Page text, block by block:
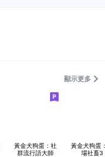
顯示更多
黃金犬狗蛋：社
群流行語大師
黃金犬狗蛋
場社畜3